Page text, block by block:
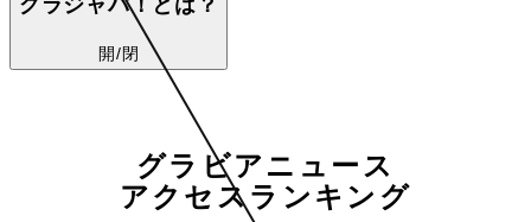
グラジャパ！とは？
開/閉
グラビアニュース
アクセスランキング